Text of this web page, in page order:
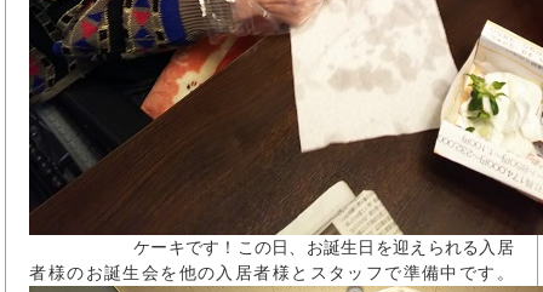
ケーキです！この日、お誕生日を迎えられる入居
者様のお誕生会を他の入居者様とスタッフで準備中です。